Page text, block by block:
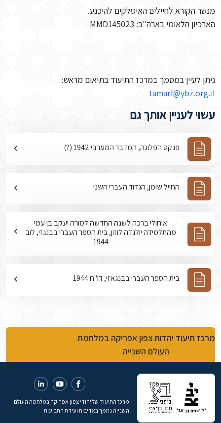
מנשר הקורא לחיילים האיטלקים להיכנע.
הארכיון הלאומי בארה"ב: MMD145023
ניתן לעיין במסמך במרכז התיעוד בתיאום מראש:
tamarf@ybz.org.il
עשוי לעניין אותך גם
פנקס הפלוגה, המדבר המערבי 1942 (?)
החייל שומן, הגדוד העברי השני
איחולי ברכה לשנה החדשה למורה יעקב בן עמי
מהתלמידה יולנדה לוזון, בית הספר העברי בבנגזי, לוב
1944
בית הספר העברי בבנגאזי, דו"ח 1944
מרכז תיעוד יהדות צפון אפריקה במלחמת
העולם השנייה
מרכז התיעוד של יהודי צפון אפריקה במלחמת העולם
השנייה נתמך באדיבות ועידת התביעות